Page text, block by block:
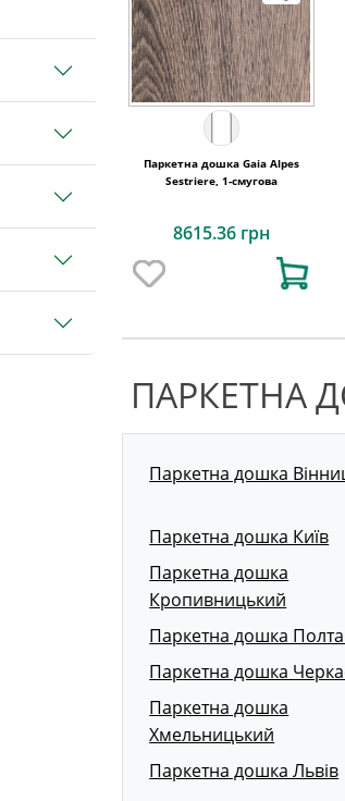
Паркетна дошка Gaia Alpes
Sestriere, 1-смугова
8615.36 грн
ПАРКЕТНА
Паркетна дошка
Паркетна дошка Київ
Паркетна дошка
Кропивницький
Паркетна дошка
Паркетна дошка
Паркетна дошка
Хмельницький
Паркетна дошка Львів